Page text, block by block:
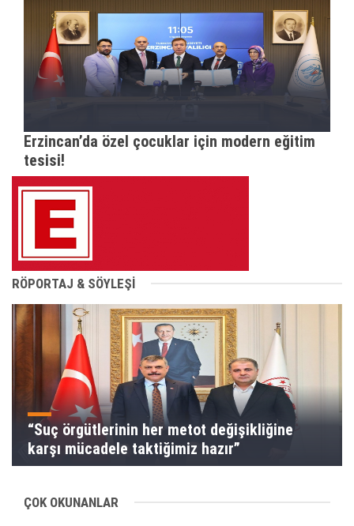
Erzincan’da özel çocuklar için modern eğitim
tesisi!
RÖPORTAJ & SÖYLEŞİ
“Suç örgütlerinin her metot değişikliğine
karşı mücadele taktiğimiz hazır”
ÇOK OKUNANLAR